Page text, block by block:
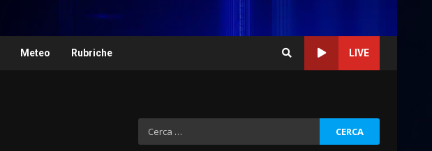
Meteo Rubriche LIVE
Ricerca
per: